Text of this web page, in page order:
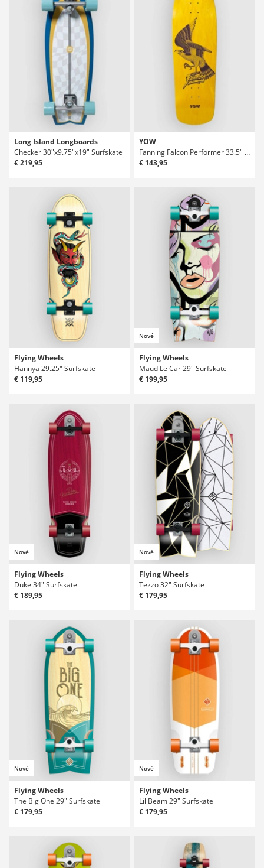
Long Island Longboards
Checker 30"x9.75"x19" Surfskate
€ 219,95
YOW
Fanning Falcon Performer 33.5" Deck Surfskate
€ 143,95
Flying Wheels
Hannya 29.25" Surfskate
€ 119,95
Nové
Flying Wheels
Maud Le Car 29" Surfskate
€ 199,95
Nové
Flying Wheels
Duke 34" Surfskate
€ 189,95
Nové
Flying Wheels
Tezzo 32" Surfskate
€ 179,95
Nové
Flying Wheels
The Big One 29" Surfskate
€ 179,95
Nové
Flying Wheels
Lil Beam 29" Surfskate
€ 179,95